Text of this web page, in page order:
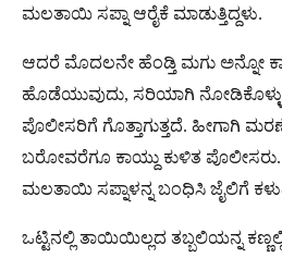
ಮಲತಾಯಿ ಸಪ್ನಾ ಆರೈಕೆ ಮಾಡುತ್ತಿದ್ದಳು.
ಆದರೆ ಮೊದಲನೇ ಹೆಂಡ್ತಿ ಮಗು ಅನ್ನೋ
ಹೊಡೆಯುವುದು, ಸರಿಯಾಗಿ
ಪೊಲೀಸರಿಗೆ ಗೊತ್ತಾಗುತ್ತದೆ. ಹೀಗಾಗಿ
ಬರೋವರೆಗೂ ಕಾಯ್ದು ಕುಳಿತ
ಮಲತಾಯಿ ಸಪ್ನಾಳನ್ನ ಬಂಧಿಸಿ ಜೈಲಿಗೆ
ಒಟ್ಟಿನಲ್ಲಿ ತಾಯಿಯಿಲ್ಲದ ತಬ್ಬಲಿಯನ್ನ ಕಣ್ಣಲ್ಲಿ